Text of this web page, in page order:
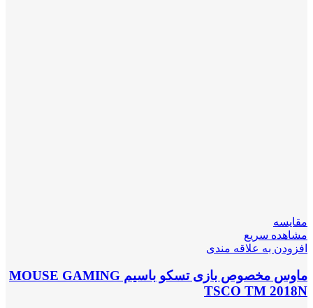
مقایسه
مشاهده سریع
افزودن به علاقه مندی
ماوس مخصوص بازی تسکو باسیم MOUSE GAMING
TSCO TM 2018N